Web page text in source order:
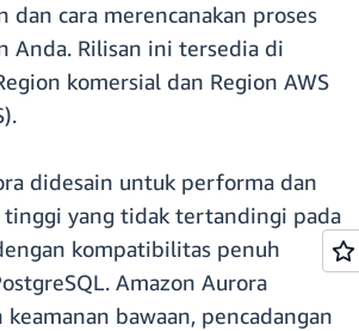
dan cara merencanakan proses
Anda. Rilisan ini tersedia di
komersial dan Region AWS
didesain untuk performa dan
tinggi yang tidak tertandingi pada
kompatibilitas penuh
Amazon Aurora
keamanan bawaan, pencadangan